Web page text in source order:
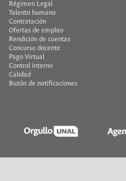
Régimen Legal
Talento humano
Contratación
Ofertas de empleo
Rendición de cuentas
Concurso docente
Pago Virtual
Control interno
Calidad
Buzón de notificaciones